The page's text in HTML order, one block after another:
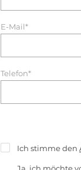
E-Mail*
Telefon*
Ich stimme den